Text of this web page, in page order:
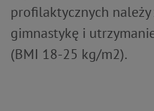
profilaktycznych
gimnastykę i
(BMI 18-25 kg/m2).